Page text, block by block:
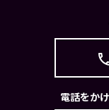
電話をか